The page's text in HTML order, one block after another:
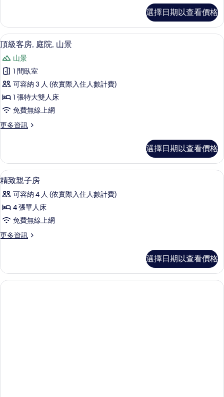
特
大
雙
人
床
的
所
有
相
套
房,
1
張
特
大
人
床
的
詳
情
選擇日期以查看價格
顯
示
頂
級
客
房,
庭
院,
景
的
所
有
相
片
頂級客房, 庭院, 山景 | 羽絨被、免費
4
頂級客房, 庭院, 山景
山景
1 間臥室
可容納 3 人 (依實際入住人數計費)
1 張特大雙人床
免費無線上網
更多資訊
更
客
房,
庭
山
景
詳
情
選擇日期以查看價格
顯
示
精
致
親
子
的
所
羽絨被、免費迷你吧、客房內保險箱、
4
精致親子房
可容納 4 人 (依實際入住人數計費)
4 張單人床
免費無線上網
更多資訊
更
親
子
房
選擇日期以查看價格